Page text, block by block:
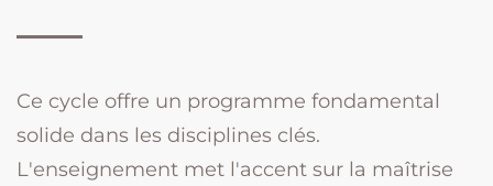
Ce cycle offre un programme fondamental
solide dans les disciplines clés.
L'enseignement met l'accent sur la maîtrise